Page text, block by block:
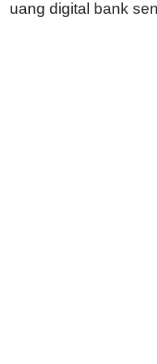
uang digital bank